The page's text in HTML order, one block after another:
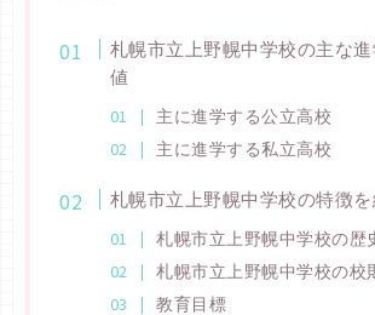
札幌市立上野幌中学校の主な
値
主に進学する公立高校
主に進学する私立高校
札幌市立上野幌中学校の特徴を
札幌市立上野幌中学校の歴
札幌市立上野幌中学校の校
教育目標